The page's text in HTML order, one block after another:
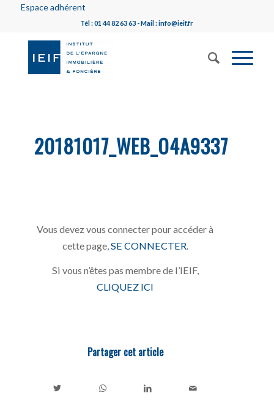
Espace adhérent
Tél : 01 44 82 63 63 - Mail : info@ieif.fr
20181017_WEB_O4A9337
Vous devez vous connecter pour accéder à
cette page, SE CONNECTER
Si vous n’êtes pas membre de l’IEIF,
CLIQUEZ ICI
Partager cet article